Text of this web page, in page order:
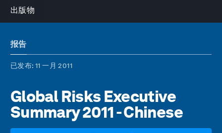
出版物
报告
已发布: 11 一月 2011
Global Risks Executive
Summary 2011 - Chinese